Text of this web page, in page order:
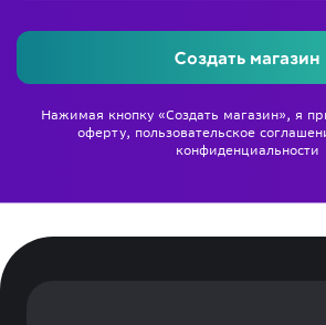
Создать магазин
Нажимая кнопку «Создать магазин», я
оферту, пользовательское
конфиденциальности